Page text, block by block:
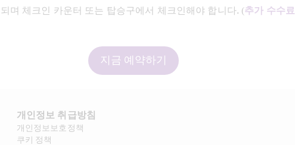
며 체크인 카운터 또는 탑승구에서 체크인해야 합니다. (추가 수수료
지금 예약하기
개인정보 취급방침
개인정보보호정책
쿠키 정책